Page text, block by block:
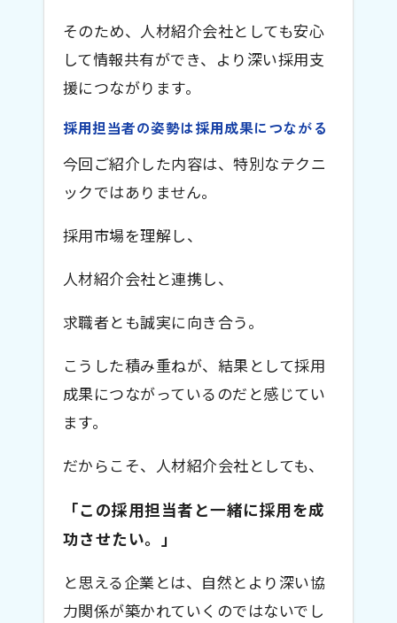
そのため、人材紹介会社としても安心
して情報共有ができ、より深い採用支
援につながります。
採用担当者の姿勢は採用成果につながる
今回ご紹介した内容は、特別なテクニ
ックではありません。
採用市場を理解し、
人材紹介会社と連携し、
求職者とも誠実に向き合う。
こうした積み重ねが、結果として採用
成果につながっているのだと感じてい
ます。
だからこそ、人材紹介会社としても、
「この採用担当者と一緒に採用を成
功させたい。」
と思える企業とは、自然とより深い協
力関係が築かれていくのではないでし